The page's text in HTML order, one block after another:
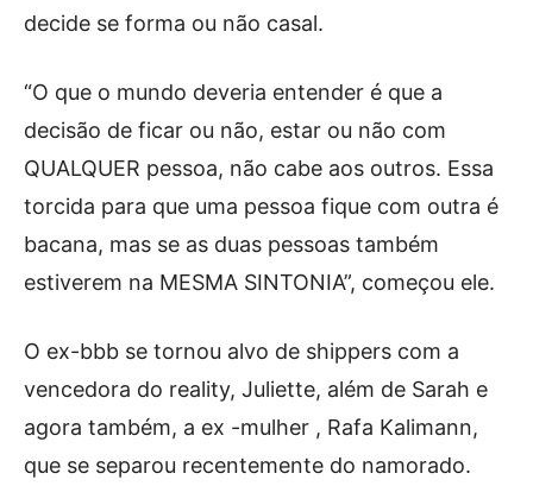
decide se forma ou não casal.
“O que o mundo deveria entender é que a
decisão de ficar ou não, estar ou não com
QUALQUER pessoa, não cabe aos outros. Essa
torcida para que uma pessoa fique com outra é
bacana, mas se as duas pessoas também
estiverem na MESMA SINTONIA”, começou ele.
O ex-bbb se tornou alvo de shippers com a
vencedora do reality, Juliette, além de Sarah e
agora também, a ex -mulher , Rafa Kalimann,
que se separou recentemente do namorado.